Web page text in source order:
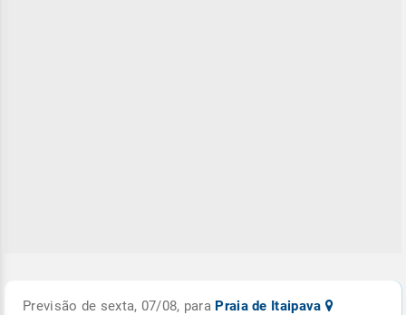
Previsão de sexta, 07/08, para Praia de Itaipava